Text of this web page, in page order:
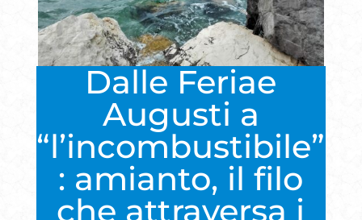
Dalle Feriae
Augusti a
“l’incombustibile”
: amianto, il filo
che attraversa i